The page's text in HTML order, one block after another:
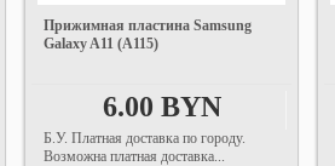
Прижимная пластина Samsung
Galaxy A11 (A115)
6.00 BYN
Б.У. Платная доставка по городу.
Возможна платная доставка...